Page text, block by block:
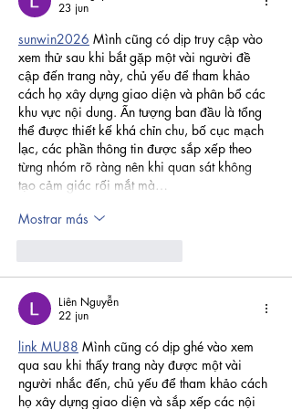
23 jun
sunwin2026 Mình cũng có dịp truy cập vào
xem thử sau khi bắt gặp một vài người đề
cập đến trang này, chủ yếu để tham khảo
cách họ xây dựng giao diện và phân bổ các
khu vực nội dung. Ấn tượng ban đầu là tổng
thể được thiết kế khá chỉn chu, bố cục mạch
lạc, các phần thông tin được sắp xếp theo
từng nhóm rõ ràng nên khi quan sát không
tạo cảm giác rối mắt mà…
Mostrar más
Liên Nguyễn
22 jun
link MU88 Mình cũng có dịp ghé vào xem
qua sau khi thấy trang này được một vài
người nhắc đến, chủ yếu để tham khảo cách
họ xây dựng giao diện và sắp xếp các nội